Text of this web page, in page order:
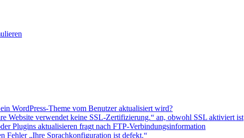
WordPress-Theme vom Benutzer aktualisiert wird?
Website verwendet keine SSL-Zertifizierung.“ an, obwohl SSL aktiviert ist
Plugins aktualisieren fragt nach FTP-Verbindungsinformation
Fehler „Ihre Sprachkonfiguration ist defekt.“